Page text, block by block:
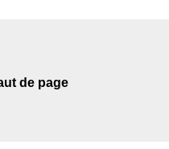
de page